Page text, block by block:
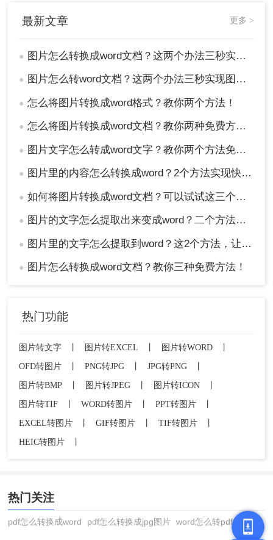
最新文章 更多 >
● 图片怎么转换成word文档？这两个办法三秒实现图片转文字
● 图片怎么转word文档？这两个办法三秒实现图片转文字
● 怎么将图片转换成word格式？教你两个方法！
● 怎么将图片转换成word文档？教你两种免费方法转换！
● 图片文字怎么转成word文字？教你两个方法免费转换！
● 图片里的内容怎么转换成word？2个方法实现快速转换！
● 如何将图片转换成word文档？可以试试这三个方法！
● 图片的文字怎么提取出来变成word？二个方法可以实现转换！
● 图片里的文字怎么提取到word？这2个方法，让你事半功倍！
● 图片怎么转换成word文档？教你三种免费方法！
热门功能
图片转文字 图片转EXCEL 图片转WORD
OFD转图片
PNG转JPG JPG转PNG
图片转BMP
图片转JPEG 图片转ICON
图片转TIF
WORD转图片 PPT转图片
EXCEL转图片
GIF转图片 TIF转图片
HEIC转图片
热门关注
pdf怎么转换成word pdf怎么转换成jpg图片 word怎么转pdf